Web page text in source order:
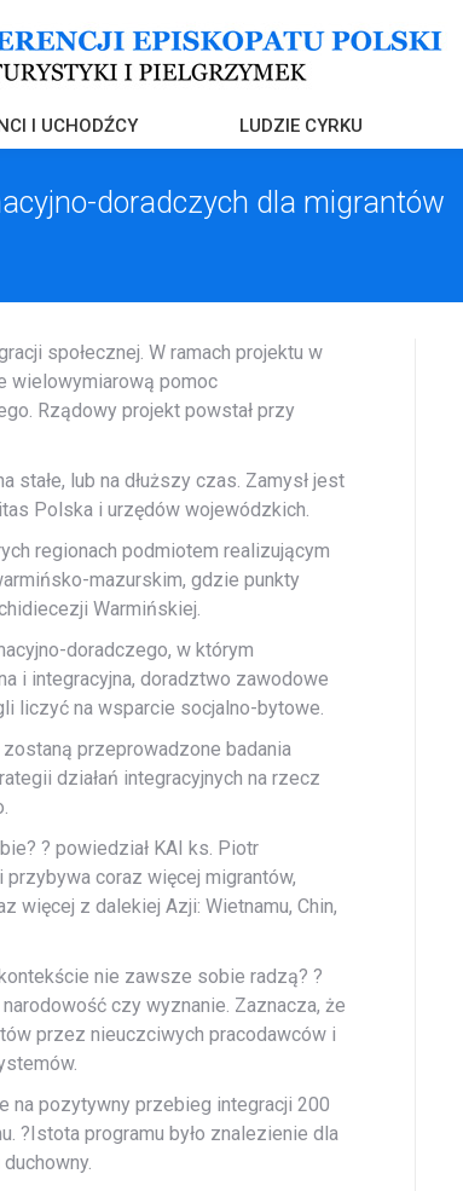
I UCHODŹCY LUDZIE CYRKU
doradczych dla migrantów
społecznej. W ramach projektu w
wielowymiarową pomoc
Rządowy projekt powstał przy
lub na dłuższy czas. Zamysł jest
Polska i urzędów wojewódzkich.
regionach podmiotem realizującym
mazurskim, gdzie punkty
Warmińskiej.
doradczego, w którym
i integracyjna, doradztwo zawodowe
liczyć na wsparcie socjalno-bytowe.
przeprowadzone badania
działań integracyjnych na rzecz
? powiedział KAI ks. Piotr
coraz więcej migrantów,
więcej z dalekiej Azji: Wietnamu, Chin,
nie zawsze sobie radzą? ?
czy wyznanie. Zaznacza, że
przez nieuczciwych pracodawców i
na pozytywny przebieg integracji 200
?Istota programu było znalezienie dla